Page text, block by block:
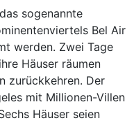
sogenannte
Bel Air
werden. Zwei Tage
Häuser räumen
zurückkehren. Der
mit Millionen-Villen
Häuser seien